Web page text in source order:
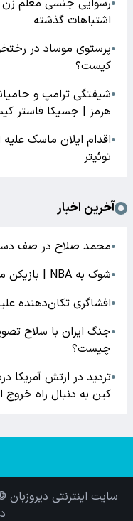
●
اشتباهات گذشته
●پرستوی موساد در
کیست؟
●شیفتگی ترامپ و
هرمز | جسیکا فاستر
●اقدام ایلان ماسک
توئیتر
آخرین اخبار
●محمد صلاح در صف
●شوک به NBA | بازیکن مشهور بسکتبال اوردوز کرد!
●افشاگری‌ تکان‌دهنده
●جنگ ایران با سلاح
چیست؟
●تردید در ارتش آمریکا
کین به دنبال راه
سایت اینترنتی